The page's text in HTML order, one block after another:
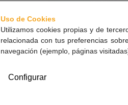
Ver Más
CAUDALIE VINOSOURCE
DESALTERANT
27,50 € (impuestos inc.)
Uso de Cookies
Utilizamos cookies propias y de
relacionada con tus preferencias
navegación (ejemplo, páginas
Configurar